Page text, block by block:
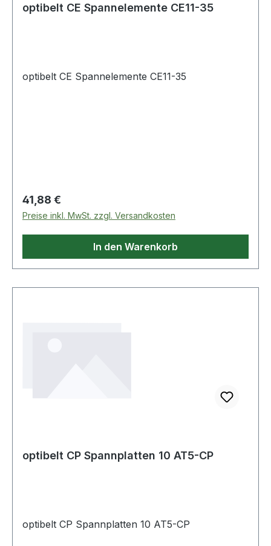
optibelt CE Spannelemente CE11-35
optibelt CE Spannelemente CE11-35
Regulärer Preis:
41,88 €
Preise inkl. MwSt. zzgl. Versandkosten
In den Warenkorb
optibelt CP Spannplatten 10 AT5-CP
optibelt CP Spannplatten 10 AT5-CP